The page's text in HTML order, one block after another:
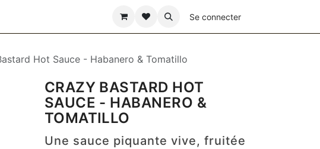
Se connecter
Hot Sauce - Habanero & Tomatillo
CRAZY BASTARD HOT
SAUCE - HABANERO &
TOMATILLO
Une sauce piquante vive, fruitée